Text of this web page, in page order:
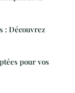
: Découvrez
pour vos